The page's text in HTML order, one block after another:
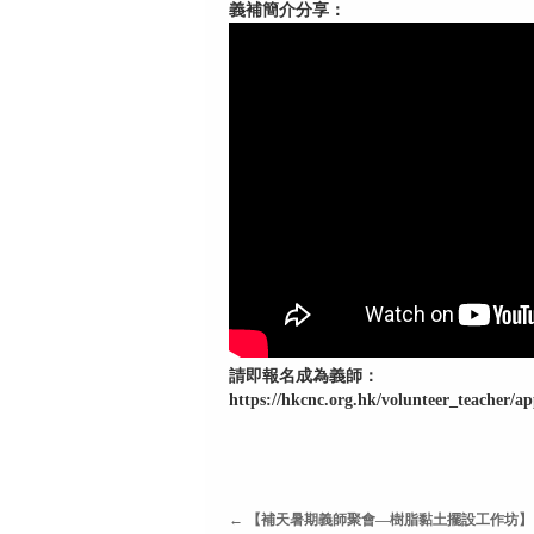
義補簡介分享：
請即報名成為義師：
https://hkcnc.org.hk/volunteer_teacher/
← 【補天暑期義師聚會—樹脂黏土擺設工作坊】